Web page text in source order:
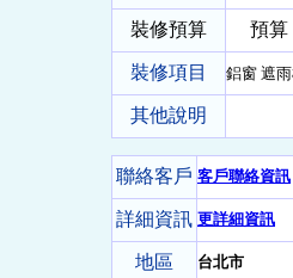
裝修預算 預算
裝修項目 鋁窗 遮
其他說明
聯絡客戶 客戶聯絡資訊
詳細資訊 更詳細資訊
地區 台北市